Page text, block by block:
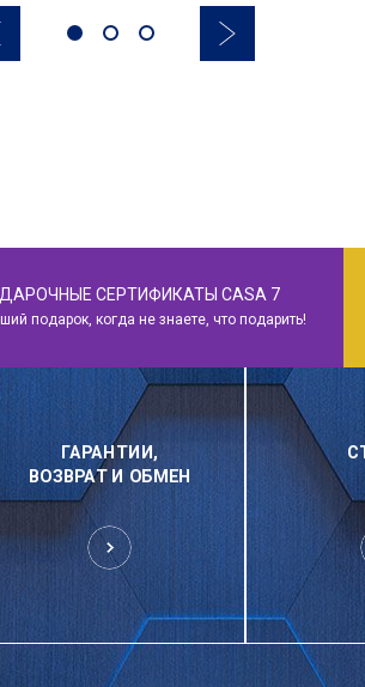
СЕРТИФИКАТЫ CASA 7
подарок, когда не знаете, что подарить!
ГАРАНТИИ,
ВОЗВРАТ И ОБМЕН